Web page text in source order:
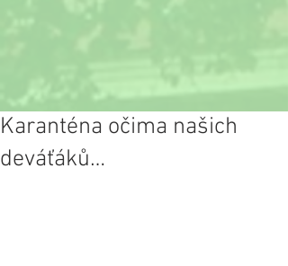
Karanténa očima našich
deváťáků…